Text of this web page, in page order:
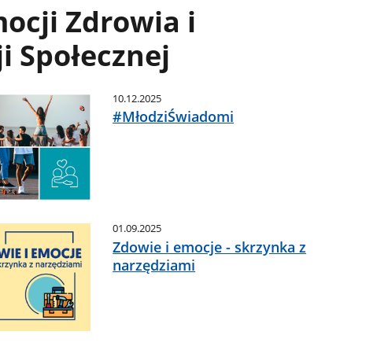
Zdrowia i
10.12.2025
#MłodziŚwiadomi
01.09.2025
Zdowie i emocje - skrzynka z
narzędziami